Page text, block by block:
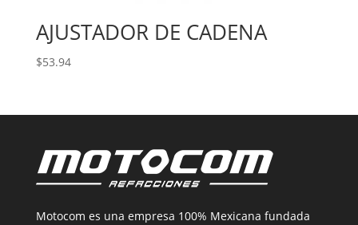
AJUSTADOR DE CADENA
$53.94
Motocom es una empresa 100% Mexicana fundada